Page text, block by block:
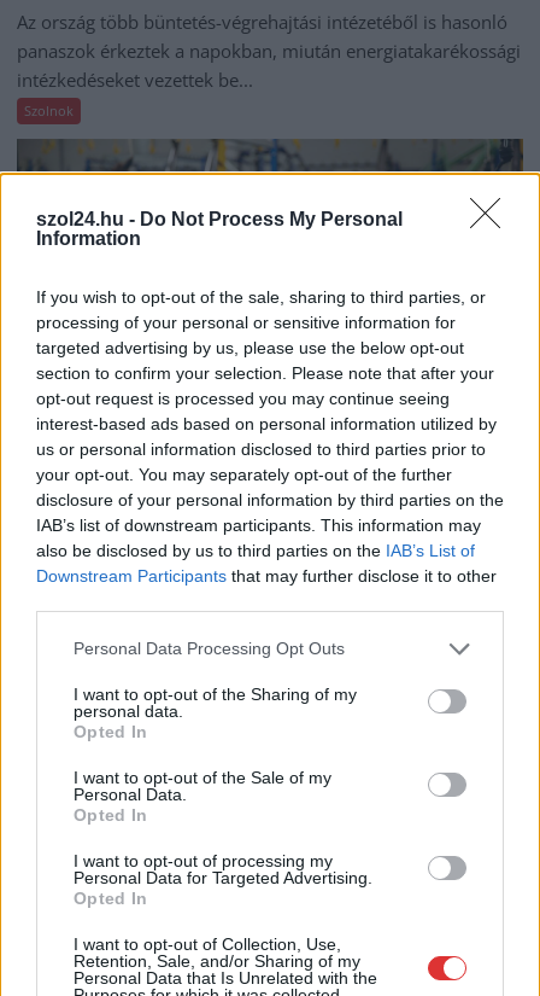
szol24.hu - Do Not Process My Personal
Information
If you wish to opt-out of the sale, sharing to third parties, or
processing of your personal or sensitive information for
targeted advertising by us, please use the below opt-out
section to confirm your selection. Please note that after your
opt-out request is processed you may continue seeing
interest-based ads based on personal information utilized by
us or personal information disclosed to third parties prior to
your opt-out. You may separately opt-out of the further
disclosure of your personal information by third parties on the
IAB’s list of downstream participants. This information may
also be disclosed by us to third parties on the IAB’s List of
Downstream Participants that may further disclose it to other
Please note that this website/app uses one or more Google
not limited to your visit or usage behaviour. You may click to
grant or deny consent to Google and its third-party tags to
use your data for below specified purposes in below Google
consent section.
Personal Data Processing Opt Outs
I want to opt-out of the Sharing of my
personal data.
Opted In
I want to opt-out of the Sale of my
Personal Data.
Opted In
I want to opt-out of processing my
Personal Data for Targeted Advertising.
Opted In
I want to opt-out of Collection, Use,
Retention, Sale, and/or Sharing of my
Personal Data that Is Unrelated with the
Az ország több büntetés-végrehajtási intézetéből is hasonló
panaszok érkeztek a napokban, miután energiatakarékossági
intézkedéseket vezettek be...
Szolnok
2026.08.06.
A polgármester a szolnoki cégekhez fordult: több
száz elbocsátott dolgozón segítene
Munkalehetőséget kér a térség vállalkozásaitól Szolnok
polgármestere. A tószegi kerékpárgyár bezárása után
közzétett felhívásának célja, hogy...